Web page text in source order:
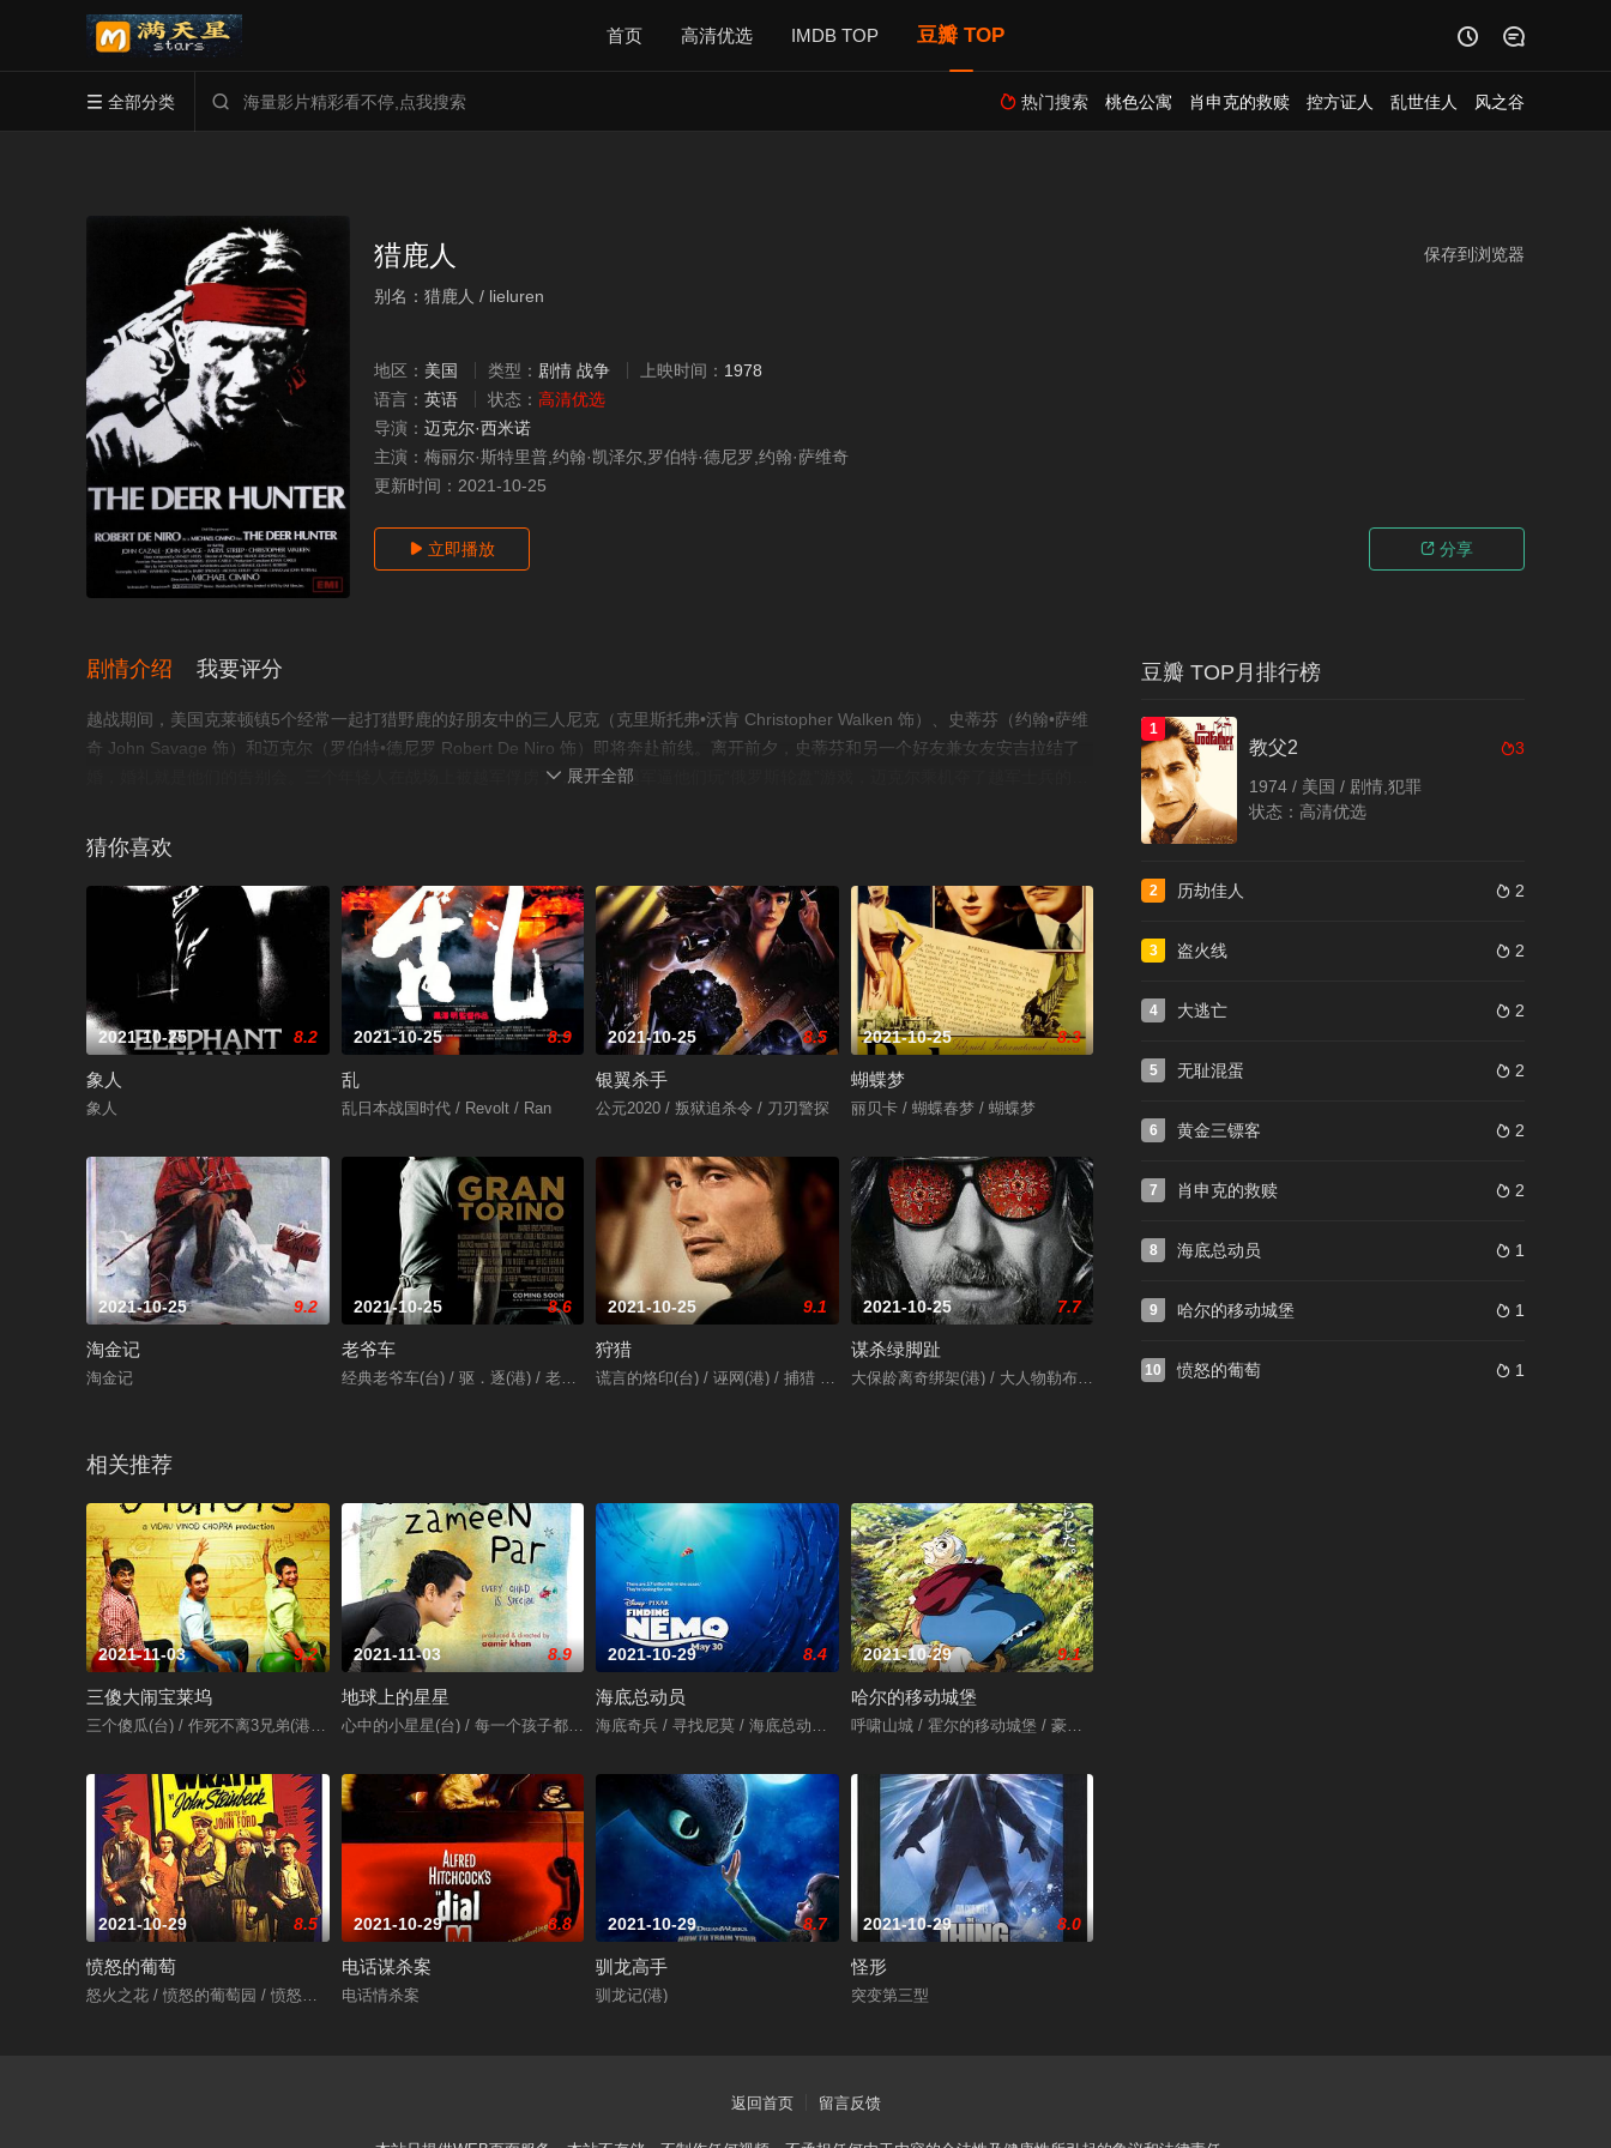
首页 高清优选 IMDB TOP 豆瓣 TOP  
 全部分类   热门搜索 桃色公寓 肖申克的救赎 控方证人 乱世佳人 风之谷
保存到浏览器
猎鹿人
别名：猎鹿人 / lieluren
地区： 美国 类型： 剧情 战争 上映时间： 1978
语言： 英语 状态： 高清优选
导演： 迈克尔·西米诺
主演： 梅丽尔·斯特里普,约翰·凯泽尔,罗伯特·德尼罗,约翰·萨维奇
更新时间： 2021-10-25
 立即播放  分享
剧情介绍 我要评分
越战期间，美国克莱顿镇5个经常一起打猎野鹿的好朋友中的三人尼克（克里斯托弗•沃肯 Christopher Walken 饰）、史蒂芬（约翰•萨维
奇 John Savage 饰）和迈克尔（罗伯特•德尼罗 Robert De Niro 饰）即将奔赴前线。离开前夕，史蒂芬和另一个好友兼女友安吉拉结了
婚，婚礼就是他们的告别会。三个年轻人在战场上被越军俘虏了，残忍的越军逼他们玩“俄罗斯轮盘”游戏，迈克尔乘机夺了越军士兵的
不愿回家拖累家人。越战结束前夕，迈克尔从史蒂芬处得知他经常受到从西贡寄来的匿名的汇款，迈克尔断定一定是尼克。为了找回好兄
弟，迈克尔决定再次冒险闯荡越南。©豆瓣
 展开全部
猜你喜欢
2021-10-25 8.2
象人
象人
2021-10-25 8.9
乱
乱日本战国时代 / Revolt / Ran
2021-10-25 8.5
银翼杀手
公元2020 / 叛狱追杀令 / 刀刃警探
2021-10-25 8.3
蝴蝶梦
丽贝卡 / 蝴蝶春梦 / 蝴蝶梦
2021-10-25 9.2
淘金记
淘金记
2021-10-25 8.6
老爷车
经典老爷车(台) / 驱．逐(港) / 老爷车
2021-10-25 9.1
狩猎
谎言的烙印(台) / 诬网(港) / 捕猎 / The Hunt
2021-10-25 7.7
谋杀绿脚趾
大保龄离奇绑架(港) / 大人物勒布斯基 / 勒布斯基老大 / 利布斯基老大 / 了不起的勒布斯基 / 了不起的勒博斯基
相关推荐
2021-11-03 9.2
三傻大闹宝莱坞
三个傻瓜(台) / 作死不离3兄弟(港) / 三个白痴 / 三个傻蛋 / 三个呆瓜 / 三生万悟 / 寻找兰彻 / Three Idiots
2021-11-03 8.9
地球上的星星
心中的小星星(台) / 每一个孩子都是特别的 / तारे ज़मीन पर / Like Stars on Earth
2021-10-29 8.4
海底总动员
海底奇兵 / 寻找尼莫 / 海底总动员3D / Finding Nemo 3D
2021-10-29 9.1
哈尔的移动城堡
呼啸山城 / 霍尔的移动城堡 / 豪尔的机动城堡 / Howl's Moving Castle / Hauru no ugoku shiro
2021-10-29 8.5
愤怒的葡萄
怒火之花 / 愤怒的葡萄园 / 愤怒的葡萄
2021-10-29 8.8
电话谋杀案
电话情杀案
2021-10-29 8.7
驯龙高手
驯龙记(港)
2021-10-29 8.0
怪形
突变第三型
豆瓣 TOP月排行榜
1
3
教父2
1974 / 美国 / 剧情,犯罪
状态：高清优选
2  2
历劫佳人
3  2
盗火线
4  2
大逃亡
5  2
无耻混蛋
6  2
黄金三镖客
7  2
肖申克的救赎
8  1
海底总动员
9  1
哈尔的移动城堡
10  1
愤怒的葡萄
返回首页 留言反馈